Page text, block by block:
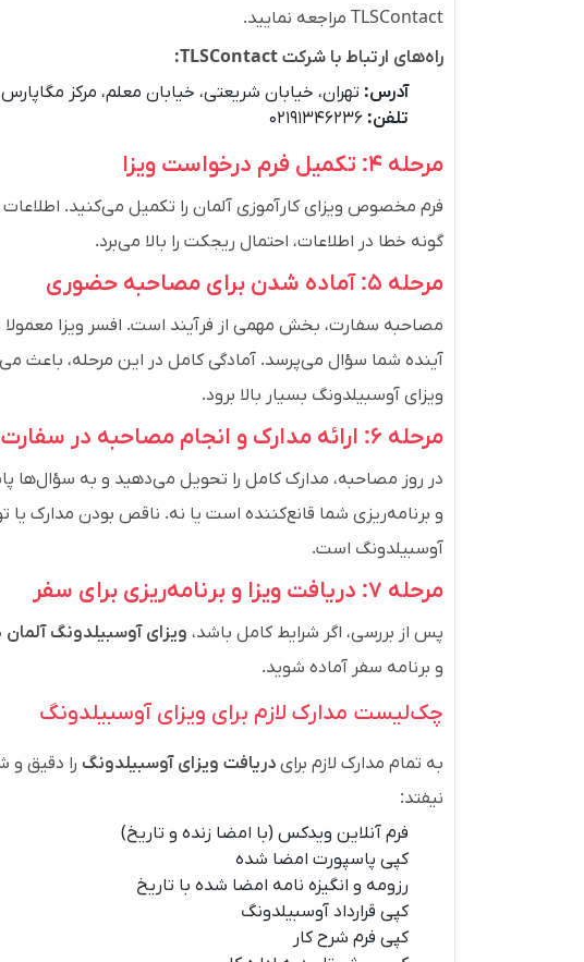
TLSContact مراجعه نمایید.
راه‌های ارتباط با شرکتTLSContact
:
آدرس: تهران، خیابان شریعتی، خیابان معلم، مرکز
تلفن:
مرحله ۴: تکمیل فرم درخواست ویزا
فرم مخصوص ویزای کارآموزی آلمان را تکمیل می‌کنید.
گونه خطا در اطلاعات، احتمال ریجکت را بالا می‌برد.
مرحله ۵: آماده شدن برای مصاحبه حضوری
مصاحبه سفارت، بخش مهمی از فرآیند است. افسر ویزا معمولا
آینده شما سؤال می‌پرسد. آمادگی کامل در این مرحله، باعث
ویزای آوسبیلدونگ بسیار بالا برود.
مرحله ۶: ارائه مدارک و انجام مصاحبه در سفارت
در روز مصاحبه، مدارک کامل را تحویل می‌دهید و به سؤال‌ها
و برنامه‌ریزی شما قانع‌کننده است یا نه. ناقص بودن مدارک
آوسبیلدونگ است.
مرحله ۷: دریافت ویزا و برنامه‌ریزی برای سفر
پس از بررسی، اگر شرایط کامل باشد، ویزای آوسبیلدونگ آلمان
و برنامه سفر آماده شوید.
چک‌لیست مدارک لازم برای ویزای آوسبیلدونگ
به تمام مدارک لازم برایدریافت ویزای آوسبیلدونگ را دقیق و
نیفتد:
فرم آنلاین ویدکس (با امضا زنده و تاریخ)
کپی پاسپورت امضا شده
رزومه و انگیزه نامه امضا شده با تاریخ
کپی قرارداد آوسبیلدونگ
کپی فرم شرح کار